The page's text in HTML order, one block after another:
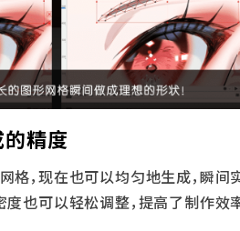
精度
格，现在也可以均匀地生成，瞬间
也可以轻松调整，提高了制作效率